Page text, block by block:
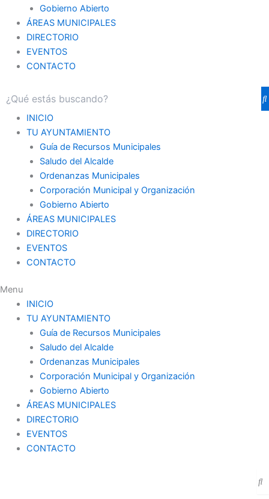
Gobierno Abierto
ÁREAS MUNICIPALES
DIRECTORIO
EVENTOS
CONTACTO
INICIO
TU AYUNTAMIENTO
Guía de Recursos Municipales
Saludo del Alcalde
Ordenanzas Municipales
Corporación Municipal y Organización
Gobierno Abierto
ÁREAS MUNICIPALES
DIRECTORIO
EVENTOS
CONTACTO
Menu
INICIO
TU AYUNTAMIENTO
Guía de Recursos Municipales
Saludo del Alcalde
Ordenanzas Municipales
Corporación Municipal y Organización
Gobierno Abierto
ÁREAS MUNICIPALES
DIRECTORIO
EVENTOS
CONTACTO